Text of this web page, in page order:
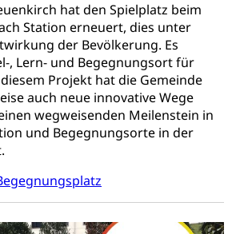
hat den Spielplatz beim
Station erneuert, dies unter
der Bevölkerung. Es
, Lern- und Begegnungsort für
Projekt hat die Gemeinde
auch neue innovative Wege
wegweisenden Meilenstein in
und Begegnungsorte in der